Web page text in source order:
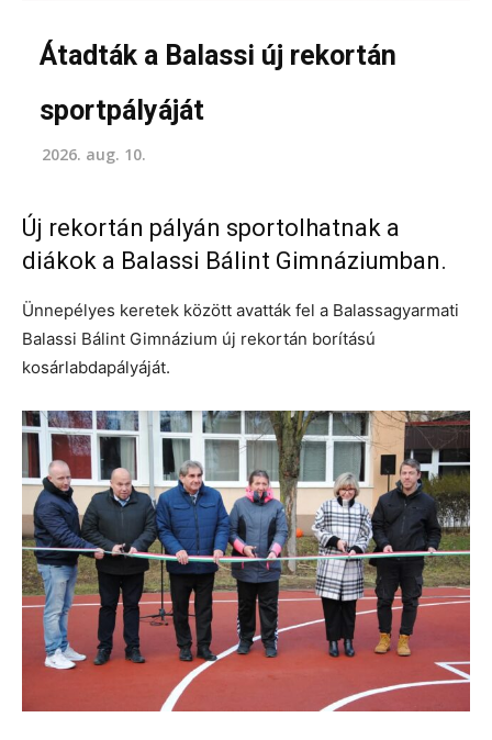
Átadták a Balassi új rekortán
sportpályáját
2026. aug. 10.
Új rekortán pályán sportolhatnak a
diákok a Balassi Bálint Gimnáziumban.
Ünnepélyes keretek között avatták fel a Balassagyarmati
Balassi Bálint Gimnázium új rekortán borítású
kosárlabdapályáját.